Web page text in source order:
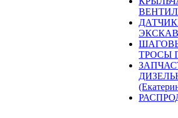
ТРОСЫ